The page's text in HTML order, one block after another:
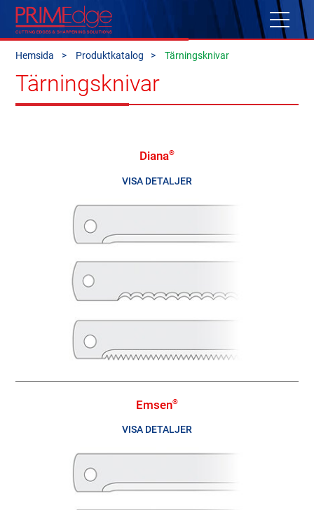
Hemsida Produktkatalog Tärningsknivar
Tärningsknivar
Diana®
VISA DETALJER
Emsen®
VISA DETALJER